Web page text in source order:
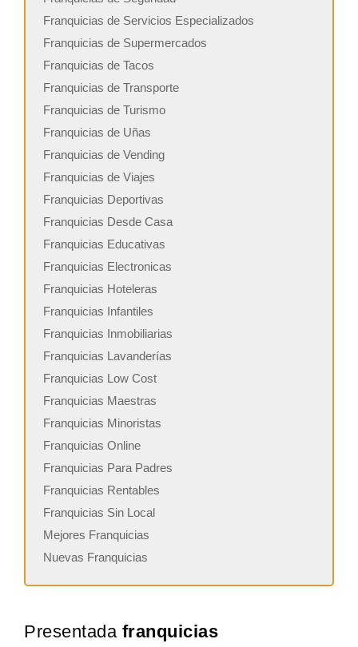
Franquicias de Servicios Especializados
Franquicias de Supermercados
Franquicias de Tacos
Franquicias de Transporte
Franquicias de Turismo
Franquicias de Uñas
Franquicias de Vending
Franquicias de Viajes
Franquicias Deportivas
Franquicias Desde Casa
Franquicias Educativas
Franquicias Electronicas
Franquicias Hoteleras
Franquicias Infantiles
Franquicias Inmobiliarias
Franquicias Lavanderías
Franquicias Low Cost
Franquicias Maestras
Franquicias Minoristas
Franquicias Online
Franquicias Para Padres
Franquicias Rentables
Franquicias Sin Local
Mejores Franquicias
Nuevas Franquicias
Presentada franquicias